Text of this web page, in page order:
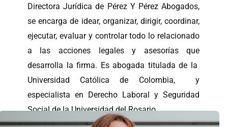
Directora Jurídica de Pérez Y Pérez Abogados,
se encarga de idear, organizar, dirigir, coordinar,
ejecutar, evaluar y controlar todo lo relacionado
a las acciones legales y asesorías que
desarrolla la firma. Es abogada titulada de la
Universidad Católica de Colombia, y
especialista en Derecho Laboral y Seguridad
Social de la Universidad del Rosario.